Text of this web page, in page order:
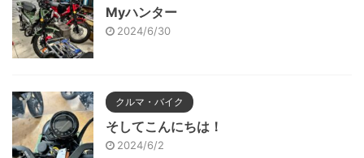
Myハンター
2024/6/30
クルマ・バイク
そしてこんにちは！
2024/6/2